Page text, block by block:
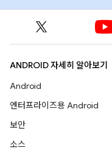
ANDROID 자세히 알아보기
Android
엔터프라이즈용 Android
보안
소스